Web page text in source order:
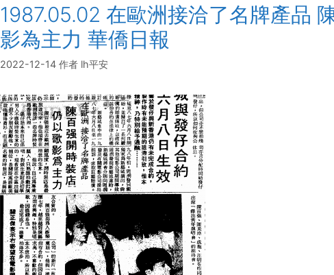
1987.05.02 在歐洲接洽了名牌產品
影為主力 華僑日報
2022-12-14 作者 lh平安